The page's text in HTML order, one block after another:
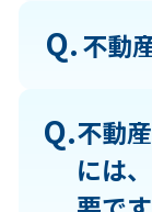
Q.不動
Q.不動
には